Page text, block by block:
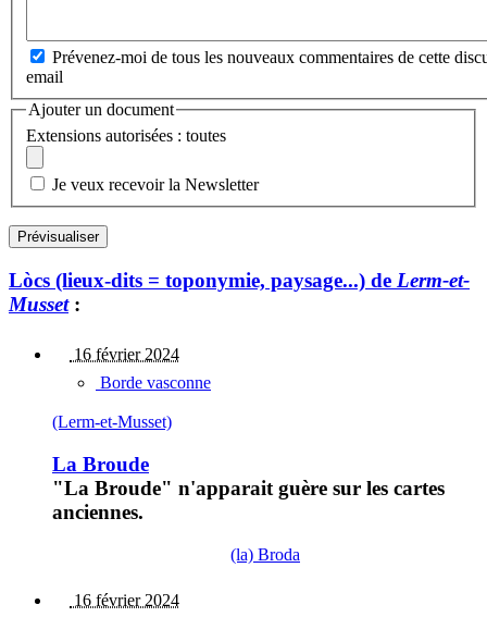
Prévenez-moi de tous les nouveaux commentaires de cette
email
Ajouter un document
Extensions autorisées : toutes
Je veux recevoir la Newsletter
Lòcs (lieux-dits = toponymie, paysage...) de Lerm-et-
Musset:
16 février 2024
Borde vasconne
(Lerm-et-Musset)
La Broude
"La Broude" n'apparait guère sur les cartes
anciennes.
(la) Broda
16 février 2024